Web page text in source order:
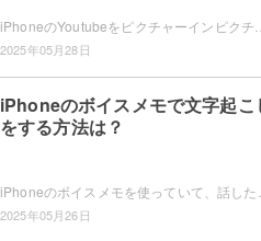
2025年05月28日
iPhoneのボイスメモで文字起こ
をする方法は？
2025年05月26日